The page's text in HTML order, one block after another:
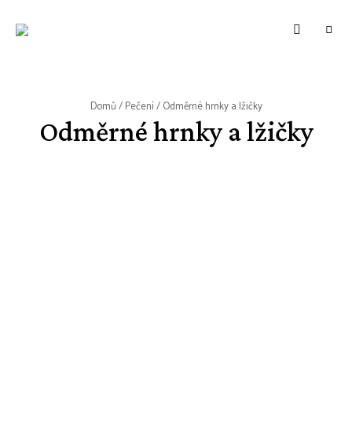
WWW.VUNE-
Food
Domů/Pečení/ Odměrné hrnky a lžičky
Odměrné hrnky a lžičky